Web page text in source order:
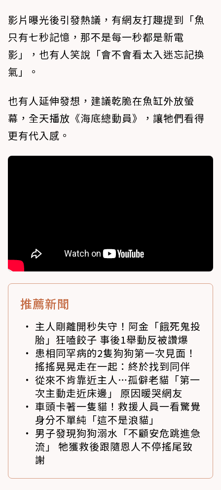
影片曝光後引發熱議，有網友打趣提到「魚
只有七秒記憶，那不是每一秒都是新電
影」，也有人笑說「會不會看太入迷忘記換
氣」。
也有人延伸發想，建議乾脆在魚缸外放螢
幕，全天播放《海底總動員》，讓牠們看得
更有代入感。
推薦新聞
主人剛離開秒失守！阿金「餓死鬼投
胎」狂嗑餃子 事後1舉動反被讚爆
患相同罕病的2隻狗狗第一次見面！
搖搖晃晃走在一起：終於找到同伴
從來不肯靠近主人…孤僻老貓「第一
次主動走近床邊」 原因暖哭網友
車頭卡著一隻貓！救援人員一看驚覺
身分不單純「這不是浪貓」
男子發現狗狗溺水「不顧安危跳進急
流」 牠獲救後跟隨恩人不停搖尾致
謝